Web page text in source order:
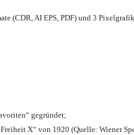
(CDR, AI EPS, PDF) und 3
gegründet;
X“ von 1920 (Quelle: Wiener